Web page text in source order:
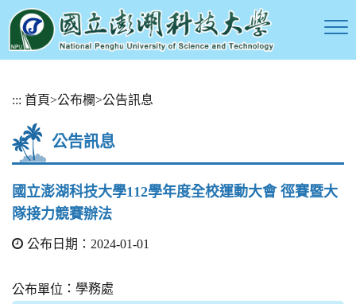
::: 首頁>公布欄>公告訊息
公告訊息
國立澎湖科技大學112學年度全校運動大會 徑賽暨大
隊接力競賽辦法
公布日期：2024-01-01
公布單位 ：學務處